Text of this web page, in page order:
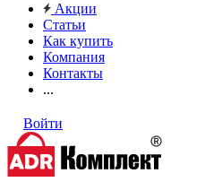
Акции
Статьи
Как купить
Компания
Контакты
...
Войти